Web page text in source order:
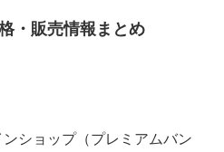
・販売情報まとめ
ショップ（プレミアムバン